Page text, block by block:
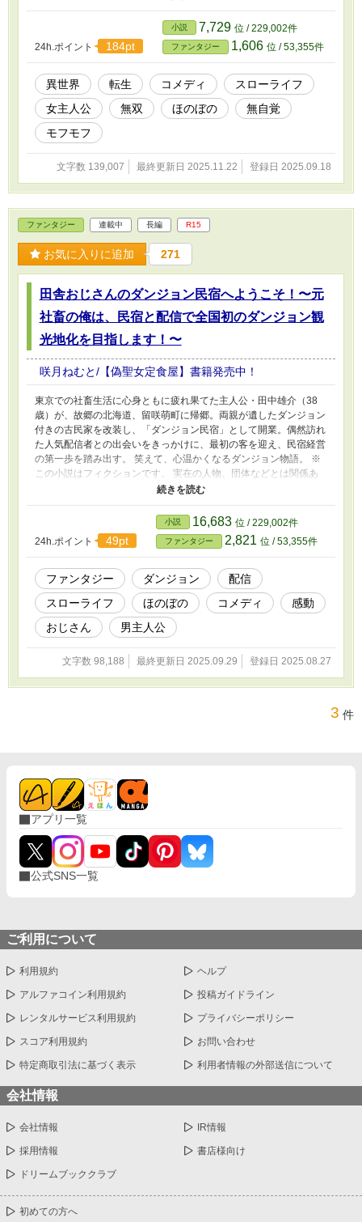
備品を物理的に破壊！ 気づけばいきなり最高ランクの「Sランク冒
険者」に認定され、 ボロボロの城壁を「日曜大工のノリ」で修理
したら、神々しすぎる城塞が爆誕してしまった。 ​本人はいたって平
和に、堅実に、お金を稼ぎたいだけなのに、規格外の生活魔法は今
日も今日とて大暴走！ ついには帝国の精鋭部隊に追われる亡国の
王子様まで保護してしまい、私の「冒険の準備」は、いつの間にか
世界の運命を左右する壮大な旅へと変わってしまって……！？ ​これ
は、最強の力を持ってしまったおっとり元令嬢が、その力に全く気
づかないまま、周囲に勘違いと畏怖と伝説を振りまいていく、勘違
いスローライフ・コメディ！ 本人はいつでも、至って真面目にお
掃除とお料理をしたいだけなんです。信じてください！
24h.ポイント 184pt
小説 7,729 位 / 229,002件
ファンタジー 1,606 位 / 53,355件
異世界 転生 コメディ
スローライフ
女主人公
無双 ほのぼの
無自覚
モフモフ
文字数 139,007 最終更新日 2025.11.22 登録日 2025.09.18
ファンタジー 連載中 長編 R15
お気に入りに追加 271
田舎おじさんのダンジョン民宿へようこそ！〜元
社畜の俺は、民宿と配信で全国初のダンジョン観
光地化を目指します！〜
咲月ねむと/【偽聖女定食屋】書籍発売中！
東京での社畜生活に心身ともに疲れ果てた主人公・田中雄介（38
歳）が、故郷の北海道、留咲萌町に帰郷。両親が遺したダンジョン
付きの古民家を改装し、「ダンジョン民宿」として開業。偶然訪れ
た人気配信者との出会いをきっかけに、最初の客を迎え、民宿経営
の第一歩を踏み出す。 笑えて、心温かくなるダンジョン物語。 ※
この小説はフィクションです。 実在の人物、団体などとは関係あ
りません。 日本を舞台に繰り広げますが、架空の地名、建造物が
物語には登場します。
24h.ポイント 49pt
小説 16,683 位 / 229,002件
ファンタジー 2,821 位 / 53,355件
ファンタジー ダンジョン
配信
スローライフ
ほのぼの コメディ
感動
おじさん
男主人公
文字数 98,188 最終更新日 2025.09.29 登録日 2025.08.27
3 件
アプリ一覧
公式SNS一覧
ご利用について
利用規約 ヘルプ
アルファコイン利用規約 投稿ガイドライン
レンタルサービス利用規約 プライバシーポリシー
スコア利用規約 お問い合わせ
特定商取引法に基づく表示 利用者情報の外部送信について
会社情報
会社情報 IR情報
採用情報 書店様向け
ドリームブッククラブ
初めての方へ